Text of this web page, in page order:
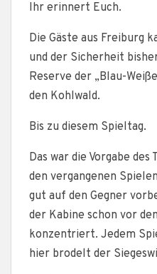
Ihr erinnert Euch.
Die Gäste aus Freiburg
und der Sicherheit
Reserve der „Blau-
den Kohlwald.
Bis zu diesem Spieltag.
Das war die Vorgabe
den vergangenen
gut auf den Gegner
der Kabine schon vor
konzentriert. Jedem
hier brodelt der